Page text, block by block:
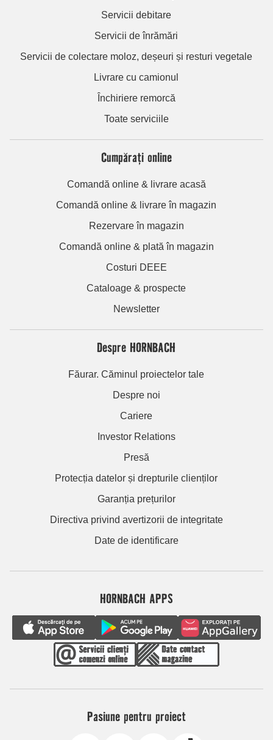
Servicii debitare
Servicii de înrămări
Servicii de colectare moloz, deșeuri și resturi vegetale
Livrare cu camionul
Închiriere remorcă
Toate serviciile
Cumpărați online
Comandă online & livrare acasă
Comandă online & livrare în magazin
Rezervare în magazin
Comandă online & plată în magazin
Costuri DEEE
Cataloage & prospecte
Newsletter
Despre HORNBACH
Făurar. Căminul proiectelor tale
Despre noi
Cariere
Investor Relations
Presă
Protecția datelor și drepturile clienților
Garanția prețurilor
Directiva privind avertizorii de integritate
Date de identificare
HORNBACH APPS
Pasiune pentru proiect